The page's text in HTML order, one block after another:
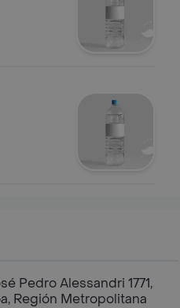
Pedro Alessandri 1771,
Región Metropolitana